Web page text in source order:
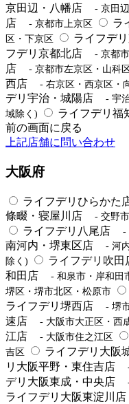
京田辺・八幡店
- 京田
店
- 京都市上京区 ラ
区・下京区
ライフデ
フデリ京都北店
- 京都
店
- 京都市左京区・山科
西店
- 右京区・西京区・
デリ宇治・城陽店
- 宇
域除く)
ライフデリ福
前の画面に戻る
上記店舗に問い合わせ
大阪府
ライフデリひらかた
條畷・寝屋川店
- 交野
ライフデリ八尾店 -
南河内・堺東区店
- 河
除く)
ライフデリ吹田
和田店
- 和泉市・岸和田
堺区・堺市北区・松原市
ライフデリ堺西店 - 堺
速店
- 大阪市大正区・西
江店
- 大阪市住之江区
吉区
ライフデリ大阪
リ大阪平野・東住吉店
デリ大阪東成・中央店
ライフデリ大阪東淀川店